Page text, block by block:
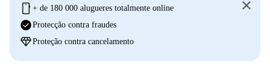
mobile + de 180 000 alugueres totalmente online
check_circleProtecção contra fraudes
diamondProteção contra cancelamento